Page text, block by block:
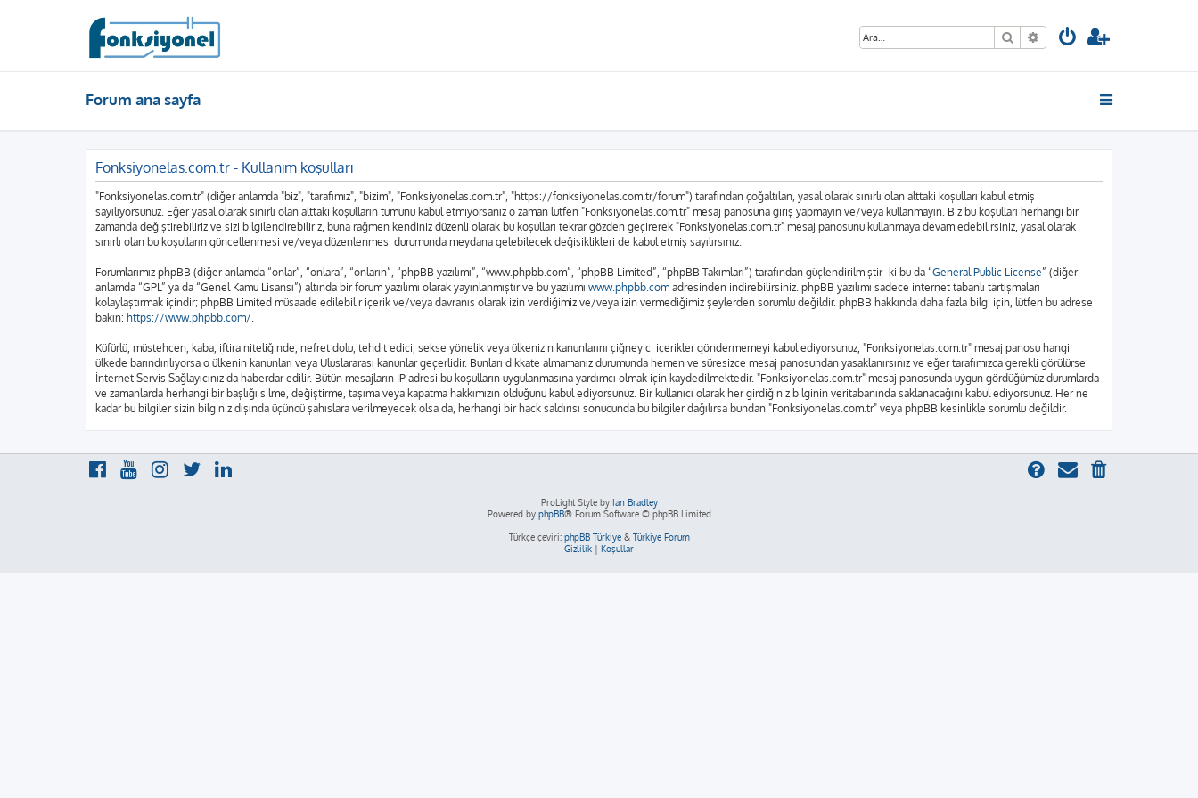
Ara Gelişmiş arama
Forum ana sayfa
Fonksiyonelas.com.tr - Kullanım koşulları
"Fonksiyonelas.com.tr" (diğer anlamda "biz", "tarafımız", "bizim", "Fonksiyonelas.com.tr", "https://fonksiyonelas.com.tr/forum") tarafından çoğaltılan, yasal olarak sınırlı olan alttaki koşulları kabul etmiş
sayılıyorsunuz. Eğer yasal olarak sınırlı olan alttaki koşulların tümünü kabul etmiyorsanız o zaman lütfen "Fonksiyonelas.com.tr" mesaj panosuna giriş yapmayın ve/veya kullanmayın. Biz bu koşulları herhangi bir
zamanda değiştirebiliriz ve sizi bilgilendirebiliriz, buna rağmen kendiniz düzenli olarak bu koşulları tekrar gözden geçirerek "Fonksiyonelas.com.tr" mesaj panosunu kullanmaya devam edebilirsiniz, yasal olarak
sınırlı olan bu koşulların güncellenmesi ve/veya düzenlenmesi durumunda meydana gelebilecek değişiklikleri de kabul etmiş sayılırsınız.
Forumlarımız phpBB (diğer anlamda “onlar”, “onlara”, “onların”, “phpBB yazılımı”, “www.phpbb.com”, “phpBB Limited”, “phpBB Takımları”) tarafından güçlendirilmiştir -ki bu da “General Public License” (diğer
anlamda “GPL” ya da “Genel Kamu Lisansı”) altında bir forum yazılımı olarak yayınlanmıştır ve bu yazılımı www.phpbb.com adresinden indirebilirsiniz. phpBB yazılımı sadece internet tabanlı tartışmaları
kolaylaştırmak içindir; phpBB Limited müsaade edilebilir içerik ve/veya davranış olarak izin verdiğimiz ve/veya izin vermediğimiz şeylerden sorumlu değildir. phpBB hakkında daha fazla bilgi için, lütfen bu adrese
bakın: https://www.phpbb.com/.
Küfürlü, müstehcen, kaba, iftira niteliğinde, nefret dolu, tehdit edici, sekse yönelik veya ülkenizin kanunlarını çiğneyici içerikler göndermemeyi kabul ediyorsunuz, "Fonksiyonelas.com.tr" mesaj panosu hangi
ülkede barındırılıyorsa o ülkenin kanunları veya Uluslararası kanunlar geçerlidir. Bunları dikkate almamanız durumunda hemen ve süresizce mesaj panosundan yasaklanırsınız ve eğer tarafımızca gerekli görülürse
İnternet Servis Sağlayıcınız da haberdar edilir. Bütün mesajların IP adresi bu koşulların uygulanmasına yardımcı olmak için kaydedilmektedir. "Fonksiyonelas.com.tr" mesaj panosunda uygun gördüğümüz durumlarda
ve zamanlarda herhangi bir başlığı silme, değiştirme, taşıma veya kapatma hakkımızın olduğunu kabul ediyorsunuz. Bir kullanıcı olarak her girdiğiniz bilginin veritabanında saklanacağını kabul ediyorsunuz. Her ne
kadar bu bilgiler sizin bilginiz dışında üçüncü şahıslara verilmeyecek olsa da, herhangi bir hack saldırısı sonucunda bu bilgiler dağılırsa bundan "Fonksiyonelas.com.tr" veya phpBB kesinlikle sorumlu değildir.
ProLight Style by Ian Bradley
Powered by phpBB® Forum Software © phpBB Limited
Türkçe çeviri: phpBB Türkiye& Türkiye Forum
Gizlilik | Koşullar